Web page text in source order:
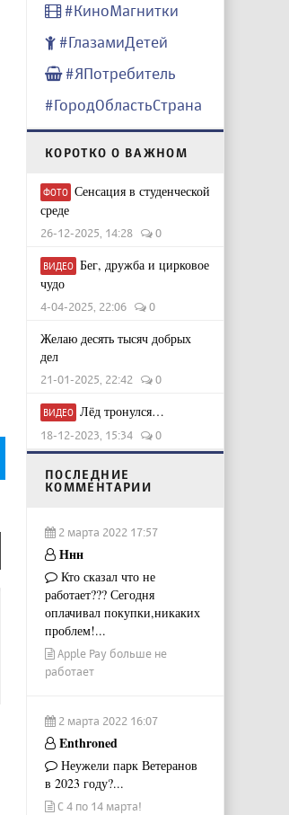
#КиноМагнитки
#ГлазамиДетей
#ЯПотребитель
#ГородОбластьСтрана
КОРОТКО О ВАЖНОМ
ФОТО Сенсация в студенческой
среде
26-12-2025, 14:28 0
ВИДЕО Бег, дружба и цирковое
чудо
4-04-2025, 22:06 0
Желаю десять тысяч добрых
дел
21-01-2025, 22:42 0
ВИДЕО Лёд тронулся…
18-12-2023, 15:34 0
ПОСЛЕДНИЕ
КОММЕНТАРИИ
2 марта 2022 17:57
Ннн
Кто сказал что не
работает??? Сегодня
оплачивал покупки,никаких
проблем!...
Apple Pay больше не
работает
2 марта 2022 16:07
Enthroned
Неужели парк Ветеранов
в 2023 году?...
С 4 по 14 марта!